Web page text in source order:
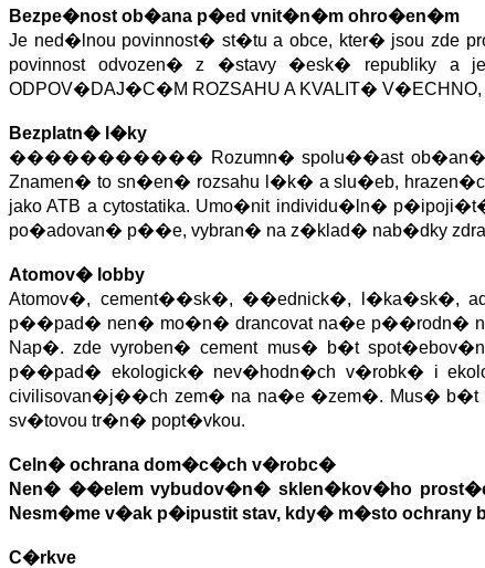
Bezpe�nost ob�ana p�ed vnit�n�m ohro�en�m
Je ned�lnou povinnost� st�tu a obce, kter� jsou zde
povinnost odvozen� z �stavy �esk� republiky
ODPOV�DAJ�C�M ROZSAHU A KVALIT�
Bezplatn� l�ky
����������� Rozumn� spolu��ast
Znamen� to sn�en� rozsahu l�k� a slu�eb,
jako ATB a cytostatika. Umo�nit individu�ln�
po�adovan� p��e, vybran� na z�klad� nab�dky
Atomov� lobby
Atomov�, cement��sk�, ��ednick�, l�ka�sk�,
p��pad� nen� mo�n� drancovat na�e p��rodn�
Nap�. zde vyroben� cement mus� b�t
p��pad� ekologick� nev�hodn�ch v�robk� i
civilisovan�j��ch zem� na na�e �zem�. Mus� b�t
sv�tovou tr�n� popt�vkou.
Celn� ochrana dom�c�ch v�robc�
Nen� ��elem vybudov�n� sklen�kov�ho
Nesm�me v�ak p�ipustit stav, kdy� m�sto ochrany
C�rkve